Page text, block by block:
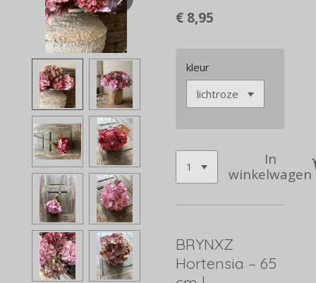
€ 8,95
kleur
In
winkelwagen
BRYNXZ
Hortensia – 65